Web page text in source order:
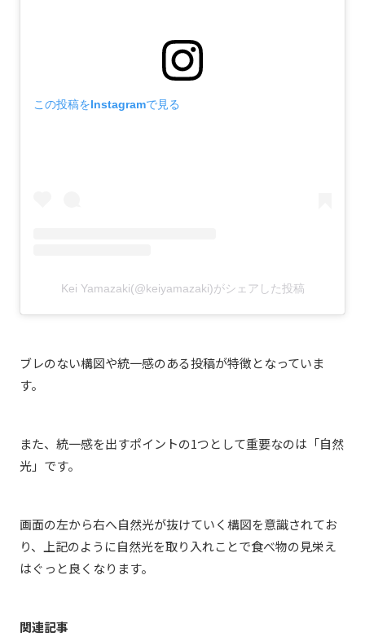
この投稿をInstagramで見る
Kei Yamazaki(@keiyamazaki)がシェアした投稿
ブレのない構図や統一感のある投稿が特徴となっていま
す。
また、統一感を出すポイントの1つとして重要なのは「自然
光」です。
画面の左から右へ自然光が抜けていく構図を意識されてお
り、上記のように自然光を取り入れことで食べ物の見栄え
はぐっと良くなります。
関連記事